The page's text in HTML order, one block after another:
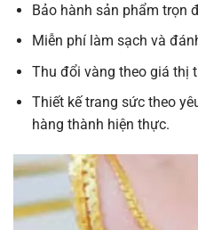
Bảo hành sản phẩm trọn
Miễn phí làm sạch và
Thu đổi vàng theo giá thị
Thiết kế trang sức theo
hàng thành hiện thực.